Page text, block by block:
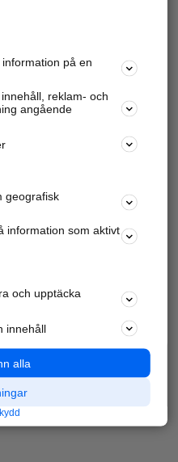
på en
reklam- och
angående
geografisk
information som aktivt
och upptäcka
innehåll
alla